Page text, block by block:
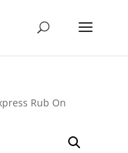
Rub On